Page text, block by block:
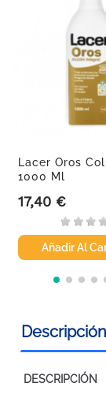
Lacer Oros
1000 Ml
Precio
17,40 €
Añadir Al
Descripción
DESCRIPCIÓN